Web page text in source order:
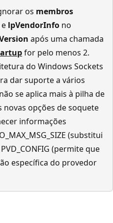
os membros
e lpVendorInfo no
após uma chamada
for pelo menos 2.
do Windows Sockets
dar suporte a vários
não se aplica mais à pilha de
opções de soquete
informações
(substitui
(permite que
específica do provedor